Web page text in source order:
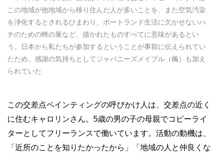
この地域が他地域から移り住んだ人が多いことを、また空気汚染
を浄化するとされるひまわり、ポートランド生活に欠かせないハ
チのための蜂の巣など、描かれたものすべてに意味があるとい
う。日本から私たちが参加するということが事前に伝えられてい
たため、感謝の気持ちとしてジャパニーズメイプル（楓）も加え
られていた
この交差点ペインティングの呼びかけ人は、交差点の近く
に住むキャロリンさん。 5歳の男の子の母親でコピーライ
ターとしてフリーランスで働いています。活動の動機は、
「近所のことを知りたかったから」「地域の人と仲良くな